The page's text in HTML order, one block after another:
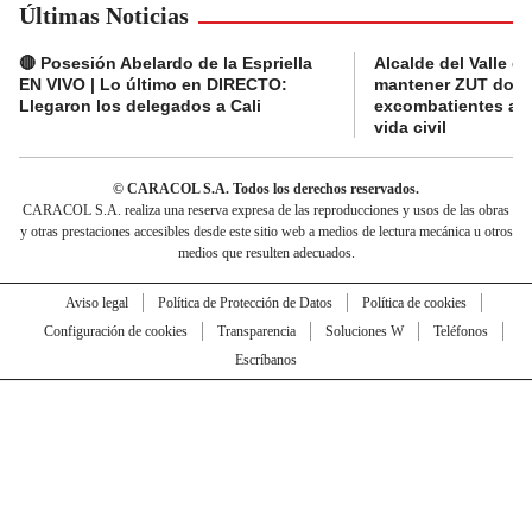
Últimas Noticias
🔴 Posesión Abelardo de la Espriella
EN VIVO | Lo último en DIRECTO:
Llegaron los delegados a Cali
Alcalde del Valle
mantener ZUT
excombatientes
vida civil
© CARACOL S.A. Todos los derechos reservados.
CARACOL S.A. realiza una reserva expresa de las reproducciones y usos de las obras
y otras prestaciones accesibles desde este sitio web a medios de lectura mecánica u otros
medios que resulten adecuados.
Aviso legal Política de Protección de Datos
Política de cookies
Configuración de cookies
Transparencia Soluciones W
Teléfonos
Escríbanos